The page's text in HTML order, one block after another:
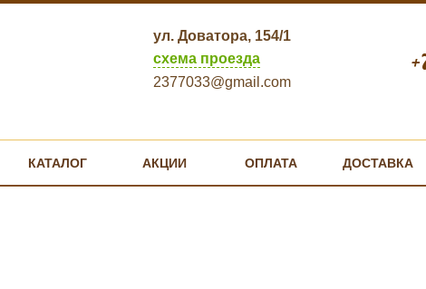
ул. Доватора, 154/1
схема проезда
2377033@gmail.com
КАТАЛОГ АКЦИИ ОПЛАТА ДОСТАВКА